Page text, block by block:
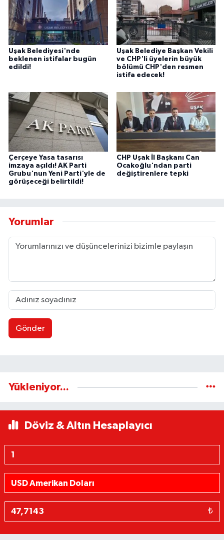
Uşak Belediyesi'nde
beklenen istifalar bugün
edildi!
Uşak Belediye Başkan Vekili
ve CHP'li üyelerin büyük
bölümü CHP'den resmen
istifa edecek!
Çerçeye Yasa tasarısı
imzaya açıldı! AK Parti
Grubu'nun Yeni Parti'yle de
görüşeceği belirtildi!
CHP Uşak İl Başkanı Can
Ocakoğlu'ndan parti
değiştirenlere tepki
Yorumlar
Gönder
Yükleniyor...
Döviz & Altın Hesaplayıcı
₺